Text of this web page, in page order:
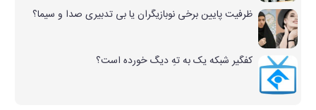
ظرفیت پایین برخی نوبازیگران یا بی تدبیری صدا و سیما؟
کفگیر شبکه یک به تهِ دیگ خورده است؟